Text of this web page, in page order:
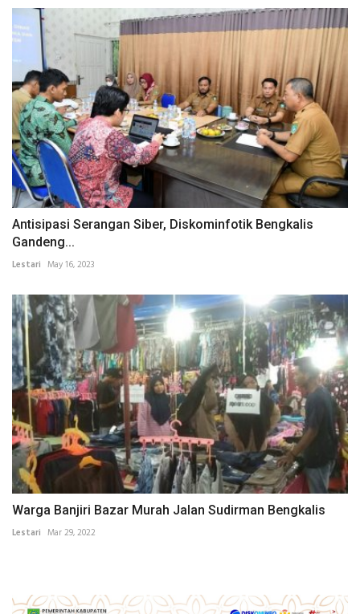
Antisipasi Serangan Siber, Diskominfotik Bengkalis
Gandeng...
Lestari May 16, 2023
Warga Banjiri Bazar Murah Jalan Sudirman Bengkalis
Lestari Mar 29, 2022